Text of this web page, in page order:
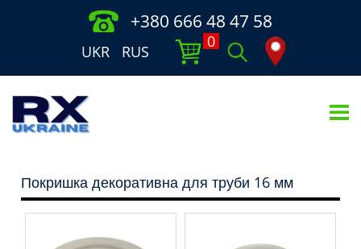
+380 666 48 47 58
UKR RUS
0
Покришка декоративна для труби 16 мм